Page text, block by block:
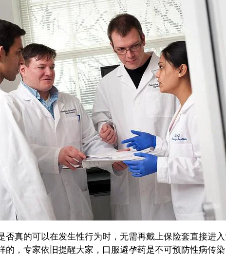
否真的可以在发生性行为时，无需再戴上保险套直接进
的，专家依旧提醒大家，口服避孕药是不可预防性病传染